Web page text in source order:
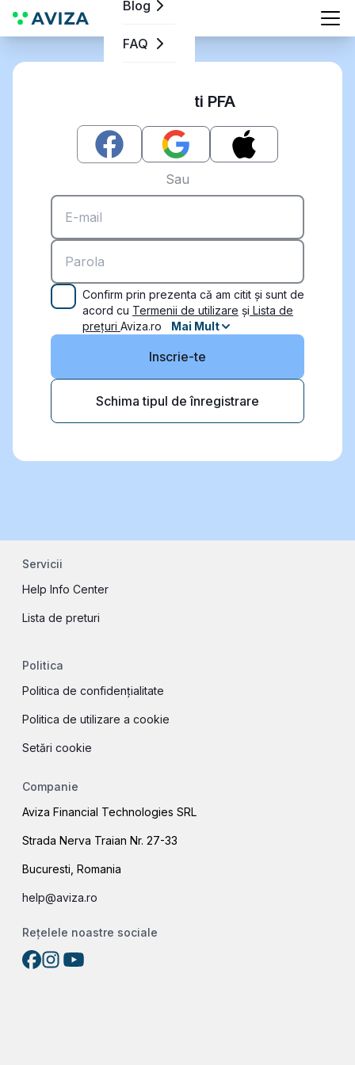
Blog
FAQ
Inregistrati PFA
Sau
Confirm prin prezenta că am citit și sunt de
acord cu Termenii de utilizare și Lista de
prețuri Aviza.ro Mai Mult
Inscrie-te
Schima tipul de înregistrare
Servicii
Help Info Center
Lista de preturi
Politica
Politica de confidențialitate
Politica de utilizare a cookie
Setări cookie
Companie
Aviza Financial Technologies SRL
Strada Nerva Traian Nr. 27-33
Bucuresti, Romania
help@aviza.ro
Rețelele noastre sociale